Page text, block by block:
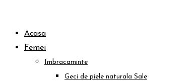
Acasa
Femei
Imbracaminte
Geci de piele naturala Sale